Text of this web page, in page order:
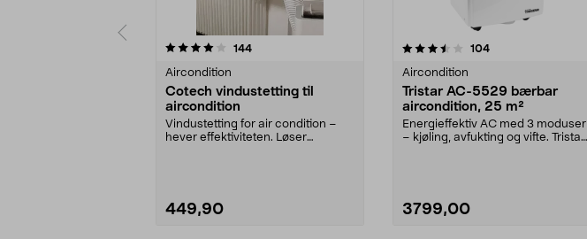
144anmeldelser
Aircondition
Cotech vindustetting til
aircondition
Vindustetting for air condition –
hever effektiviteten. Løser
449,90
3.5 av 5 stjerner 104anmeldelser
Aircondition
Tristar AC-5529 bærbar
aircondition, 25 m²
Energieffektiv AC med 3 moduser
– kjøling, avfukting og vifte. Tristar
3799,00
4.0 av 5 stjerner